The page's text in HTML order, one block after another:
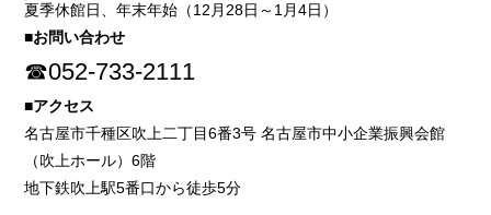
夏季休館日、年末年始（12月28日～1月4日）
■お問い合わせ
☎052-733-2111
■アクセス
名古屋市千種区吹上二丁目6番3号 名古屋市中小企業振興会館
（吹上ホール）6階
地下鉄吹上駅5番口から徒歩5分